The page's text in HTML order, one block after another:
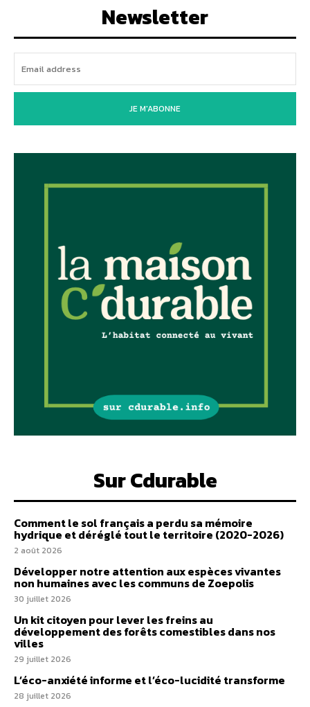
Newsletter
JE M'ABONNE
Sur Cdurable
Comment le sol français a perdu sa mémoire
hydrique et déréglé tout le territoire (2020-2026)
2 août 2026
Développer notre attention aux espèces vivantes
non humaines avec les communs de Zoepolis
30 juillet 2026
Un kit citoyen pour lever les freins au
développement des forêts comestibles dans nos
villes
29 juillet 2026
L’éco-anxiété informe et l’éco-lucidité transforme
28 juillet 2026